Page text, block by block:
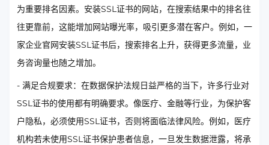
为重要排名因素。安装SSL证书的网站，在搜索结果中的排名往
往更靠前，这能增加网站曝光率，吸引更多潜在客户。例如，一
家企业官网安装SSL证书后，搜索排名上升，获得更多流量，业
务咨询量也随之增加。
- 满足合规要求：在数据保护法规日益严格的当下，许多行业对
SSL证书的使用都有明确要求。像医疗、金融等行业，为保护客
户隐私，必须使用SSL证书，否则将面临法律风险。例如，医疗
机构若未使用SSL证书保护患者信息，一旦发生数据泄露，将承